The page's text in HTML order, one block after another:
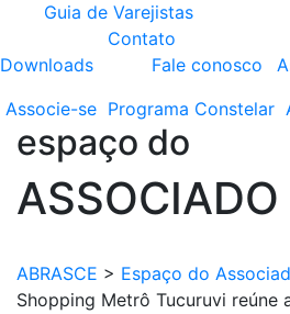
Guia de Varejistas
Downloads
Contato
Fale conosco
Associe-se Programa Constelar
espaço do
ASSOCIADO
ABRASCE > Espaço do
Shopping Metrô Tucuruvi reúne